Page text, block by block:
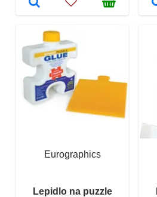
Eurographics
Lepidlo na puzzle